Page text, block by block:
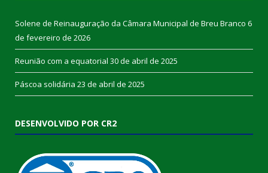
Solene de Reinauguração da Câmara Municipal de Breu Branco 6
de fevereiro de 2026
Reunião com a equatorial 30 de abril de 2025
Páscoa solidária 23 de abril de 2025
DESENVOLVIDO POR CR2